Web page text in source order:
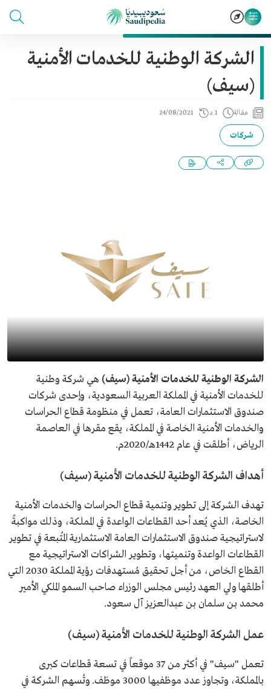
الشركة الوطنية للخدمات الأمنية
(سيف)
مقالة 1 د 24/08/2021
شركات
الشركة الوطنية للخدمات الأمنية (سيف) هي شركة وطنية
للخدمات الأمنية في المملكة العربية السعودية، وإحدى شركات
صندوق الاستثمارات العامة، تعمل في منظومة قطاع الحراسات
والخدمات الأمنية الخاصة في المملكة، يقع مقرها في العاصمة
الرياض، أطلقت في عام 1442هـ/2020م.
أهداف الشركة الوطنية للخدمات الأمنية (سيف)
تهدف الشركة إلى تطوير وتنمية قطاع الحراسات والخدمات الأمنية
الخاصة، الذي يُعد أحد القطاعات الواعدة في المملكة، وذلك مواكبةً
لاستراتيجية صندوق الاستثمارات العامة الاستثمارية المُتبعة في تطوير
القطاعات الواعدة وتنميتها، وتطوير الشراكات الاستراتيجية مع
القطاع الخاص، من أجل تحقيق مُستهدفات رؤية المملكة 2030 التي
أطلقها ولي العهد رئيس مجلس الوزراء صاحب السمو الملكي الأمير
محمد بن سلمان بن عبدالعزيز آل سعود.
عمل الشركة الوطنية للخدمات الأمنية (سيف)
تعمل "سيف" في أكثر من 37 موقعاً في تسعة قطاعات كبرى
بالمملكة، وتجاوز عدد موظفيها 3000 موظف. وتُسهم الشركة في